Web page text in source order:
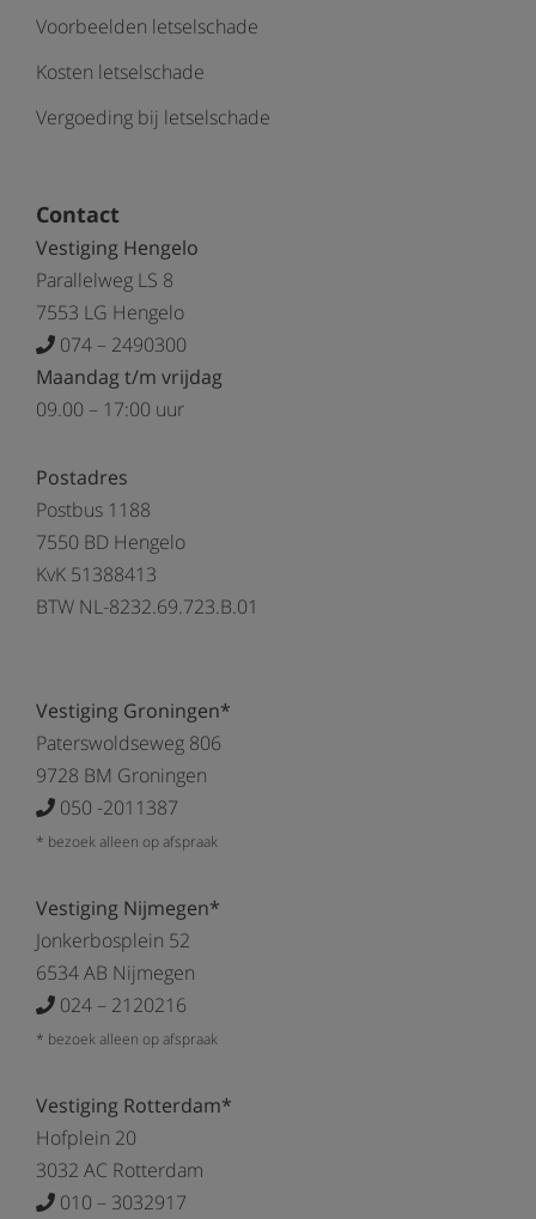
Voorbeelden letselschade
Kosten letselschade
Vergoeding bij letselschade
Contact
Vestiging Hengelo
Parallelweg LS 8
7553 LG Hengelo
074 – 2490300
Maandag t/m vrijdag
09.00 – 17:00 uur
Postadres
Postbus 1188
7550 BD Hengelo
KvK 51388413
BTW NL-8232.69.723.B.01
Vestiging Groningen*
Paterswoldseweg 806
9728 BM Groningen
050 -2011387
* bezoek alleen op afspraak
Vestiging Nijmegen*
Jonkerbosplein 52
6534 AB Nijmegen
024 – 2120216
* bezoek alleen op afspraak
Vestiging Rotterdam*
Hofplein 20
3032 AC Rotterdam
010 – 3032917